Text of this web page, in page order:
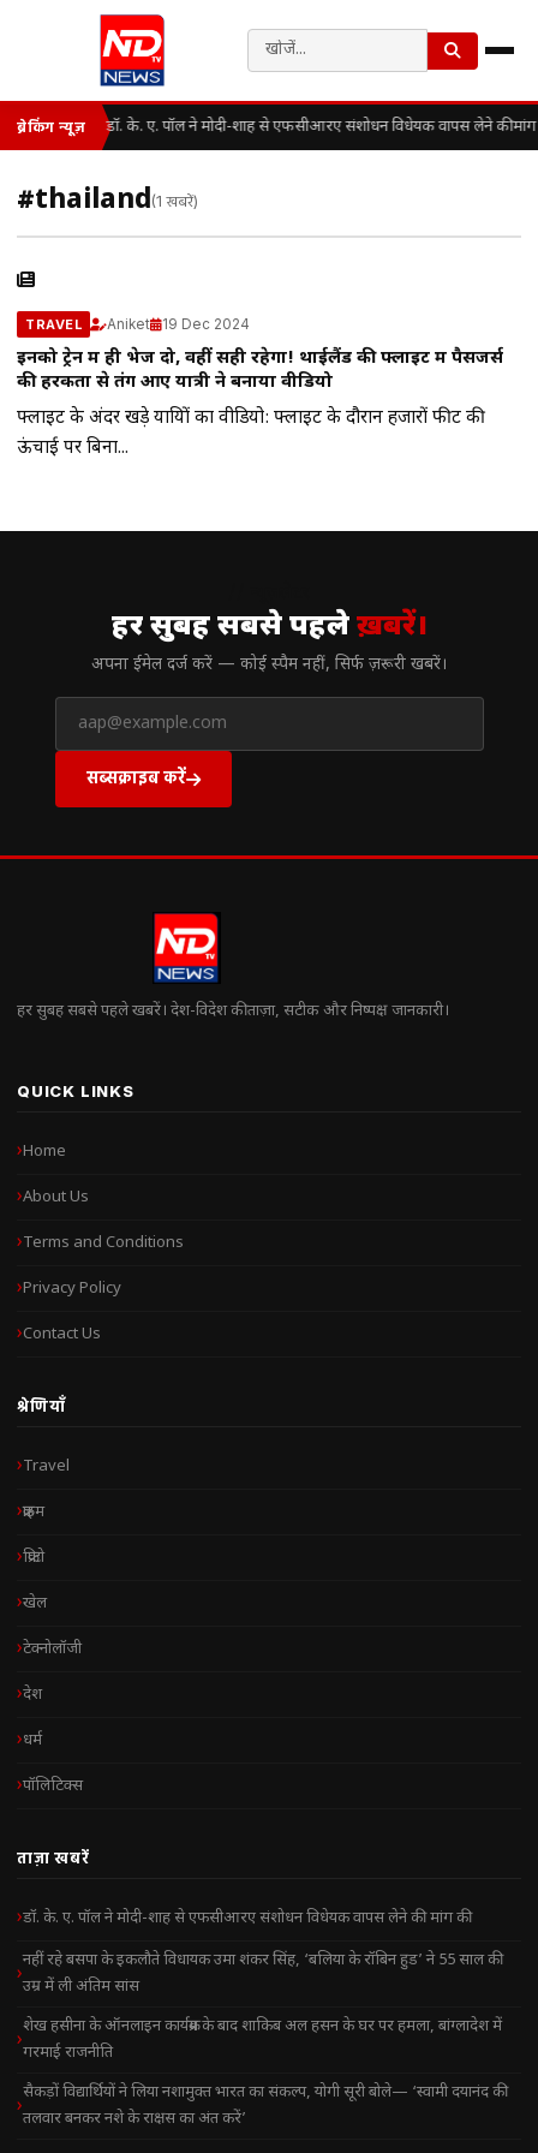
ब्रेकिंग न्यूज़ डॉ. के. ए. पॉल ने मोदी-शाह से एफसीआरए संशोधन विधेयक वापस लेने की मांग
#thailand(1 खबरें)
TRAVEL Aniket 19 Dec 2024
इनको ट्रेन में ही भेज दो, वहीं सही रहेगा! थाईलैंड की फ्लाइट में पैसेंजर्स
की हरकतों से तंग आए यात्री ने बनाया वीडियो
फ्लाइट के अंदर खड़े यात्रियों का वीडियो: फ्लाइट के दौरान हजारों फीट की
ऊंचाई पर बिना...
हर सुबह सबसे पहलेख़बरें।
अपना ईमेल दर्ज करें — कोई स्पैम नहीं, सिर्फ ज़रूरी खबरें।
सब्सक्राइब करें
हर सुबह सबसे पहले खबरें। देश-विदेश की ताज़ा, सटीक और निष्पक्ष जानकारी।
QUICK LINKS
Home
About Us
Terms and Conditions
Privacy Policy
Contact Us
श्रेणियाँ
Travel
क्राइम
क्रिप्टो
खेल
टेक्नोलॉजी
देश
धर्म
पॉलिटिक्स
ताज़ा खबरें
डॉ. के. ए. पॉल ने मोदी-शाह से एफसीआरए संशोधन विधेयक वापस लेने की मांग की
नहीं रहे बसपा के इकलौते विधायक उमा शंकर सिंह, ‘बलिया के रॉबिन हुड’ ने 55 साल की
उम्र में ली अंतिम सांस
शेख हसीना के ऑनलाइन कार्यक्रम के बाद शाकिब अल हसन के घर पर हमला, बांग्लादेश में
गरमाई राजनीति
सैकड़ों विद्यार्थियों ने लिया नशामुक्त भारत का संकल्प, योगी सूरी बोले— ‘स्वामी दयानंद की
तलवार बनकर नशे के राक्षस का अंत करें’